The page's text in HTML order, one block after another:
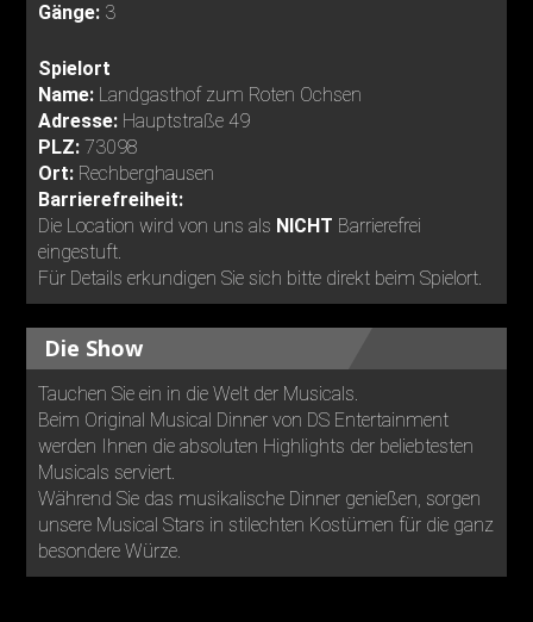
Gänge: 3
Spielort
Name: Landgasthof zum Roten Ochsen
Adresse: Hauptstraße 49
PLZ: 73098
Ort: Rechberghausen
Barrierefreiheit:
Die Location wird von uns als NICHT Barrierefrei
eingestuft.
Für Details erkundigen Sie sich bitte direkt beim Spielort.
Die Show
Tauchen Sie ein in die Welt der Musicals.
Beim Original Musical Dinner von DS Entertainment
werden Ihnen die absoluten Highlights der beliebtesten
Musicals serviert.
Während Sie das musikalische Dinner genießen, sorgen
unsere Musical Stars in stilechten Kostümen für die ganz
besondere Würze.